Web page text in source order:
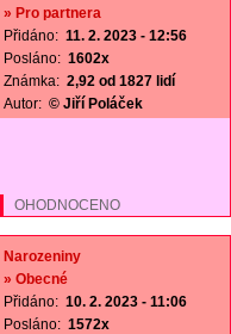
» Pro partnera
Přidáno: 11. 2. 2023 - 12:56
Posláno: 1602x
Známka: 2,92 od 1827 lidí
Autor: © Jiří Poláček
OHODNOCENO
Narozeniny
» Obecné
Přidáno: 10. 2. 2023 - 11:06
Posláno: 1572x